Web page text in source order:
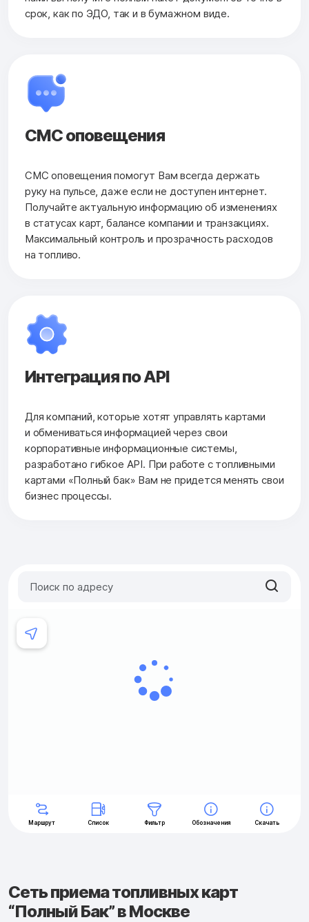
срок, как по ЭДО, так и в бумажном виде.
СМС оповещения
СМС оповещения помогут Вам всегда держать
руку на пульсе, даже если не доступен интернет.
Получайте актуальную информацию об изменениях
в статусах карт, балансе компании и транзакциях.
Максимальный контроль и прозрачность расходов
на топливо.
Интеграция по API
Для компаний, которые хотят управлять картами
и обмениваться информацией через свои
корпоративные информационные системы,
разработано гибкое API. При работе с топливными
картами «Полный бак» Вам не придется менять свои
бизнес процессы.
Сеть приема топливных карт
“Полный Бак” в Москве